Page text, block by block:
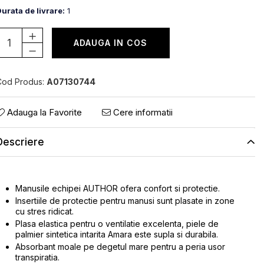
de livrare: 1
ADAUGA IN COS
Produs: A07130744
Adauga la Favorite Cere informatii
Manusile echipei AUTHOR ofera confort si protectie.
Insertiile de protectie pentru manusi sunt plasate in zone
cu stres ridicat.
Plasa elastica pentru o ventilatie excelenta, piele de
palmier sintetica intarita Amara este supla si durabila.
Absorbant moale pe degetul mare pentru a peria usor
transpiratia.